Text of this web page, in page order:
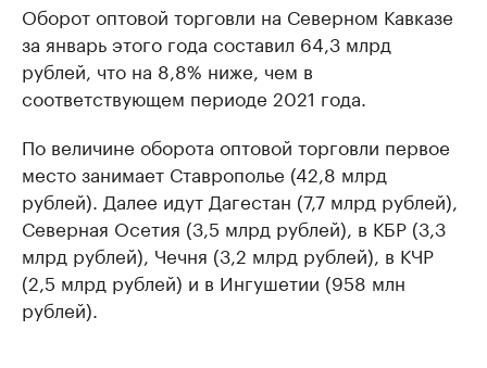
Оборот оптовой торговли на Северном Кавказе
за январь этого года составил 64,3 млрд
рублей, что на 8,8% ниже, чем в
соответствующем периоде 2021 года.
По величине оборота оптовой торговли первое
место занимает Ставрополье (42,8 млрд
рублей). Далее идут Дагестан (7,7 млрд рублей),
Северная Осетия (3,5 млрд рублей), в КБР (3,3
млрд рублей), Чечня (3,2 млрд рублей), в КЧР
(2,5 млрд рублей) и в Ингушетии (958 млн
рублей).